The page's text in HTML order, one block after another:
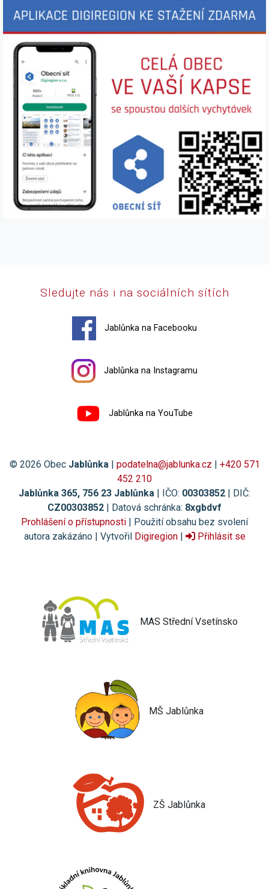
Sledujte nás i na sociálních sítích
Jablůnka na Facebooku
Jablůnka na Instagramu
Jablůnka na YouTube
© 2026 Obec Jablůnka | podatelna@jablunka.cz | +420 571
452 210
Jablůnka 365, 756 23 Jablůnka | IČO: 00303852 | DIČ:
CZ00303852 | Datová schránka: 8xgbdvf
Prohlášení o přístupnosti | Použití obsahu bez svolení
autora zakázáno | Vytvořil Digiregion| Přihlásit se
MAS Střední Vsetínsko
MŠ Jablůnka
ZŠ Jablůnka